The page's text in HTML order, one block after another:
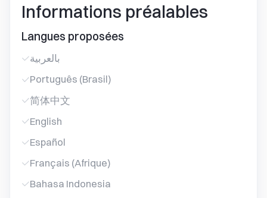
Informations préalables
Langues proposées
بالعربية
Português (Brasil)
简体中文
English
Español
Français (Afrique)
Bahasa Indonesia